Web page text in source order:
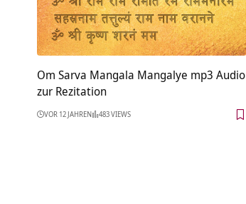
Om Sarva Mangala Mangalye mp3 Audio
zur Rezitation
VOR 12 JAHREN 483 VIEWS